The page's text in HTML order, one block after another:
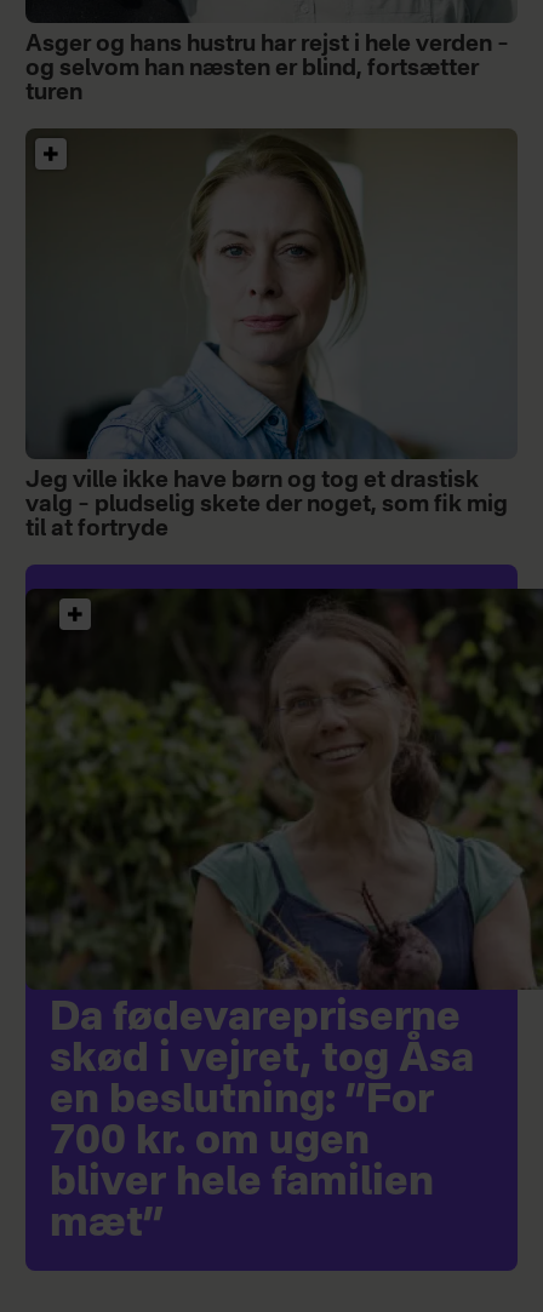
Asger og hans hustru har rejst i hele verden –
og selvom han næsten er blind, fortsætter
turen
Jeg ville ikke have børn og tog et drastisk
valg – pludselig skete der noget, som fik mig
til at fortryde
Da fødevarepriserne
skød i vejret, tog Åsa
en beslutning: ”For
700 kr. om ugen
bliver hele familien
mæt”